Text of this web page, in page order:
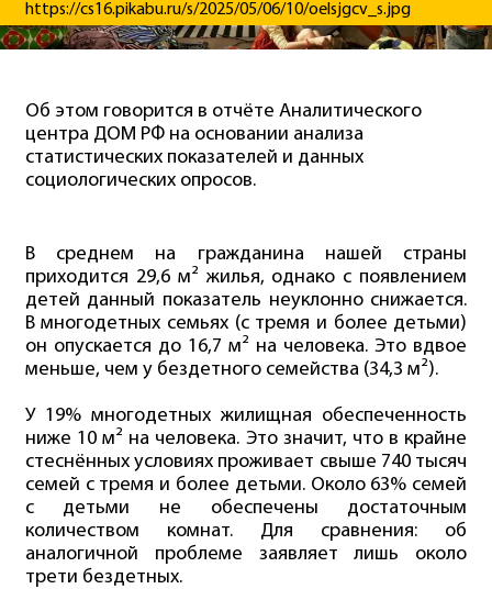
https://cs16.pikabu.ru/s/2025/05/06/10/oelsjgcv_s.jpg
Об этом говорится в отчёте Аналитического
центра ДОМ РФ на основании анализа
статистических показателей и данных
социологических опросов.
В среднем на гражданина нашей страны
приходится 29,6 м² жилья, однако с появлением
детей данный показатель неуклонно снижается.
В многодетных семьях (с тремя и более детьми)
он опускается до 16,7 м² на человека. Это вдвое
меньше, чем у бездетного семейства (34,3 м²).
У 19% многодетных жилищная обеспеченность
ниже 10 м² на человека. Это значит, что в крайне
стеснённых условиях проживает свыше 740 тысяч
семей с тремя и более детьми. Около 63% семей
с детьми не обеспечены достаточным
количеством комнат. Для сравнения: об
аналогичной проблеме заявляет лишь около
трети бездетных.